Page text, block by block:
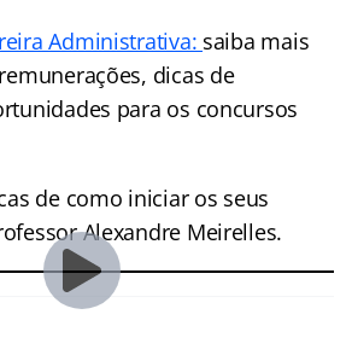
Administrativa: saiba mais
dicas de
para os concursos
de como iniciar os seus
Alexandre Meirelles.